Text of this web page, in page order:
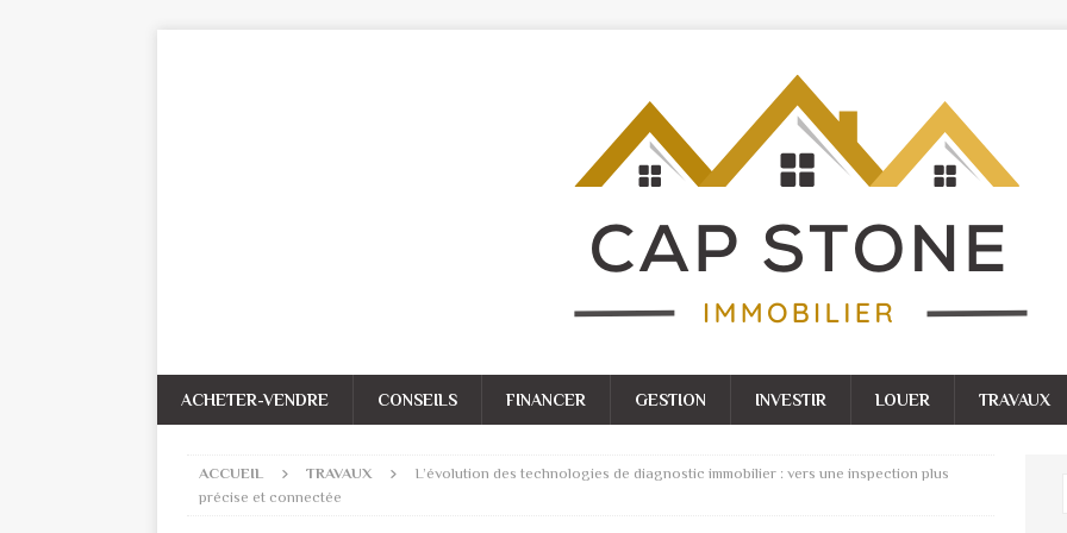
ACHETER-VENDRE CONSEILS FINANCER GESTION INVESTIR LOUER TRAVAUX
ACCUEIL TRAVAUX
L’évolution des technologies de diagnostic immobilier : vers une inspection plus
précise et connectée